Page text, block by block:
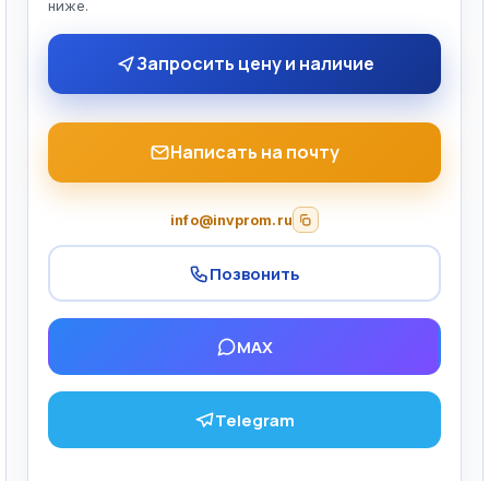
ниже.
Запросить цену и наличие
Написать на почту
info@invprom.ru
Позвонить
MAX
Telegram